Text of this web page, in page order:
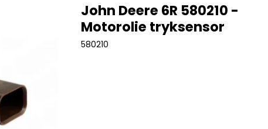
John Deere 6R 580210 -
Motorolie tryksensor
580210